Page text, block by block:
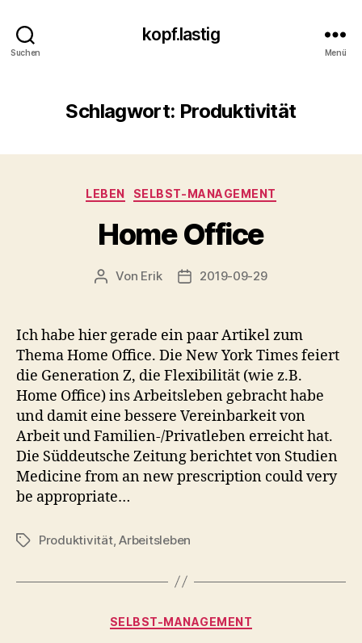
Suchen
kopf.lastig
Menü
Schlagwort: Produktivität
Kategorien
LEBEN SELBST-MANAGEMENT
Home Office
Beitragsautor
Von Erik Veröffentlichungsdatum
2019-09-29
Ich habe hier gerade ein paar Artikel zum
Thema Home Office. Die New York Times feiert
die Generation Z, die Flexibilität (wie z.B.
Home Office) ins Arbeitsleben gebracht habe
und damit eine bessere Vereinbarkeit von
Arbeit und Familien-/Privatleben erreicht hat.
Die Süddeutsche Zeitung berichtet von Studien
Medicine from an new prescription could very
be appropriate…
Schlagwörter
Produktivität,Arbeitsleben
Kategorien
SELBST-MANAGEMENT